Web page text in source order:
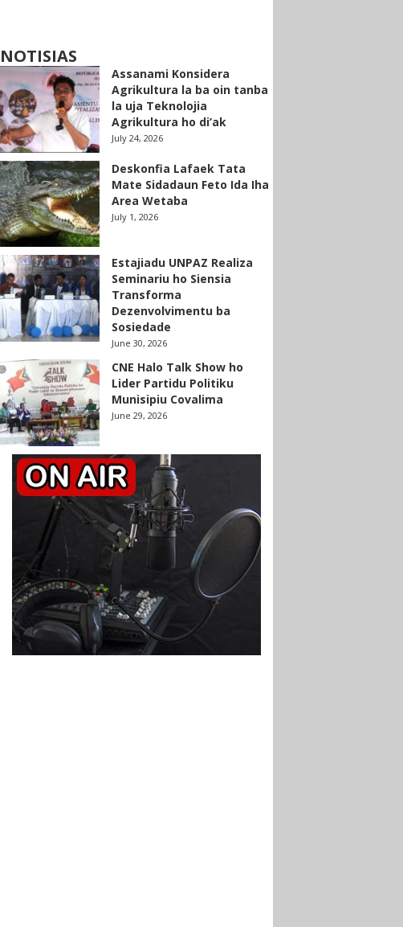
NOTISIAS
Assanami Konsidera
Agrikultura la ba oin tanba
la uja Teknolojia
Agrikultura ho di’ak
July 24, 2026
Deskonfia Lafaek Tata
Mate Sidadaun Feto Ida Iha
Area Wetaba
July 1, 2026
Estajiadu UNPAZ Realiza
Seminariu ho Siensia
Transforma
Dezenvolvimentu ba
Sosiedade
June 30, 2026
CNE Halo Talk Show ho
Lider Partidu Politiku
Munisipiu Covalima
June 29, 2026